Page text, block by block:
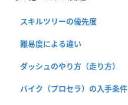
スキルツリーの優先度
難易度による違い
ダッシュのやり方（走り方）
バイク（プロセラ）の入手条件